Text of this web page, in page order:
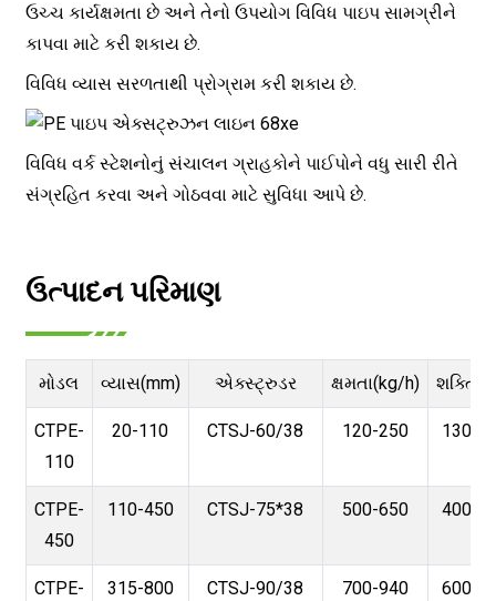
ઉચ્ચ કાર્યક્ષમતા છે અને તેનો ઉપયોગ વિવિધ પાઇપ સામગ્રીને
કાપવા માટે કરી શકાય છે.
વિવિધ વ્યાસ સરળતાથી પ્રોગ્રામ કરી શકાય છે.
વિવિધ વર્ક સ્ટેશનોનું સંચાલન ગ્રાહકોને પાઈપોને વધુ સારી રીતે
સંગ્રહિત કરવા અને ગોઠવવા માટે સુવિધા આપે છે.
ઉત્પાદન પરિમાણ
મોડલ વ્યાસ(mm) એક્સ્ટ્રુડર ક્ષમતા(kg/h) શક્તિ
CTPE-
110
20-110 CTSJ-60/38 120-250 130
CTPE-
450
110-450 CTSJ-75*38 500-650 400
CTPE-
315-800 CTSJ-90/38 700-940 600